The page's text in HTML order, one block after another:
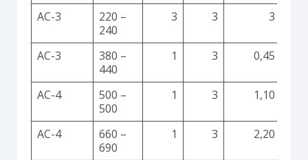
AC-3
220 –
240
3 3 3
AC-3
380 –
440
1 3 0,45
AC-4
500 –
500
1 3 1,10
AC-4
660 –
690
1 3 2,20